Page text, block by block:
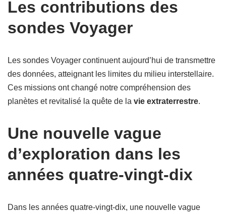
Les contributions des
sondes Voyager
Les sondes Voyager continuent aujourd’hui de transmettre
des données, atteignant les limites du milieu interstellaire.
Ces missions ont changé notre compréhension des
planètes et revitalisé la quête de la vie extraterrestre.
Une nouvelle vague
d’exploration dans les
années quatre-vingt-dix
Dans les années quatre-vingt-dix, une nouvelle vague